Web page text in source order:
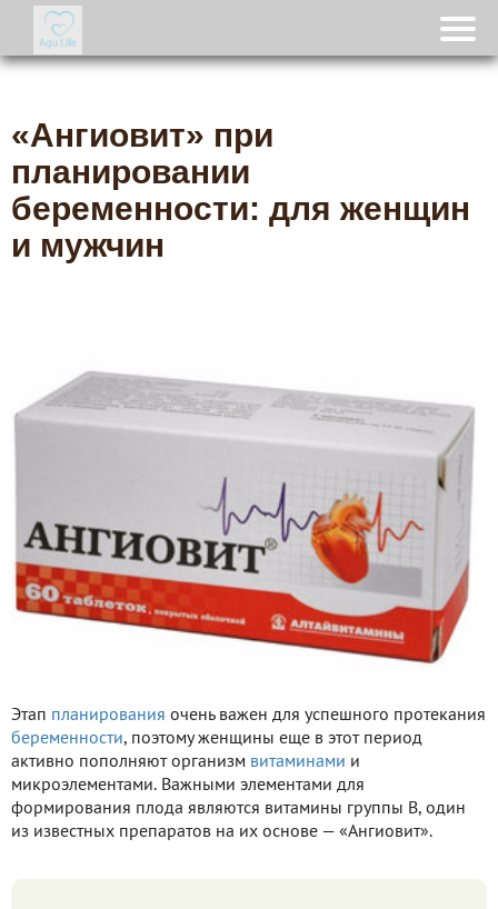
«Ангиовит» при
планировании
беременности: для женщин
и мужчин
Этап планирования очень важен для успешного протекания
беременности, поэтому женщины еще в этот период
активно пополняют организм витаминами и
микроэлементами. Важными элементами для
формирования плода являются витамины группы B, один
из известных препаратов на их основе — «Ангиовит».